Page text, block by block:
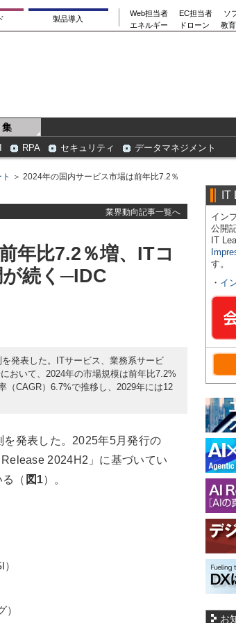
製品導入
Web担当者 EC担当者
ソ
エネルギー
ドローン 教
集
RPA セキュリティ データマネジメント
＞ 2024年の国内サービス市場は前年比7.2％
業界動向記事一覧へ
年比7.2％増、ITコ
続く─IDC
発表した。ITサービス、業務系サービ
おいて、2024年の市場規模は前年比7.2%
（CAGR）6.7%で推移し、2029年には12
発表した。2025年5月発行の
2024H2」に基づいてい
（ 図1）。
IT
イン
公開
IT
す。
・ イ
お